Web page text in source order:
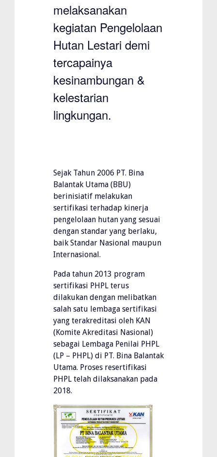
melaksanakan
kegiatan Pengelolaan
Hutan Lestari demi
tercapainya
kesinambungan &
kelestarian
lingkungan.
Sejak Tahun 2006 PT. Bina
Balantak Utama (BBU)
berinisiatif melakukan
sertifikasi terhadap kinerja
pengelolaan hutan yang sesuai
dengan standar yang berlaku,
baik Standar Nasional maupun
Internasional.
Pada tahun 2013 program
sertifikasi PHPL terus
dilakukan dengan melibatkan
salah satu lembaga sertifikasi
yang terakreditasi oleh KAN
(Komite Akreditasi Nasional)
sebagai Lembaga Penilai PHPL
(LP – PHPL) di PT. Bina Balantak
Utama. Proses resertifikasi
PHPL telah dilaksanakan pada
2018.